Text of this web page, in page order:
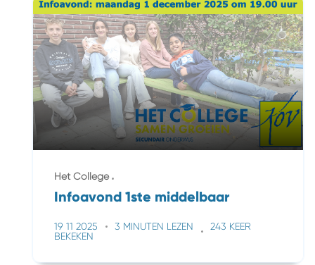
Het College
Infoavond 1ste middelbaar
19 11 2025 3 MINUTEN LEZEN
243 KEER
BEKEKEN